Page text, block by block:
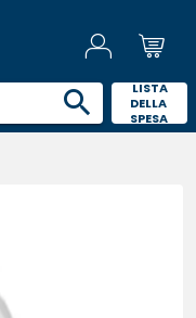
LISTA
DELLA
SPESA